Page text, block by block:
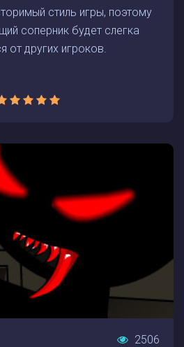
стиль игры, поэтому
соперник будет слегка
от других игроков.
2506